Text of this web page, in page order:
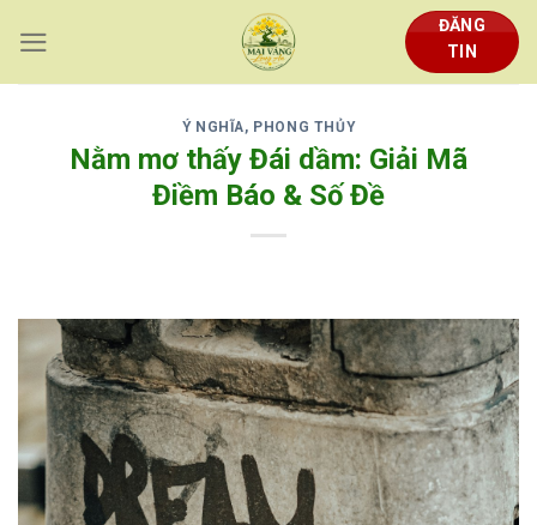
content
ĐĂNG
TIN
Ý NGHĨA, PHONG THỦY
Nằm mơ thấy Đái dầm: Giải Mã
Điềm Báo & Số Đề